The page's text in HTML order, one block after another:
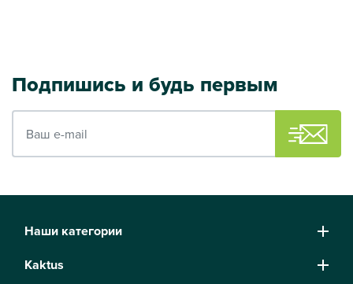
Подпишись и будь первым
Наши категории
Kaktus